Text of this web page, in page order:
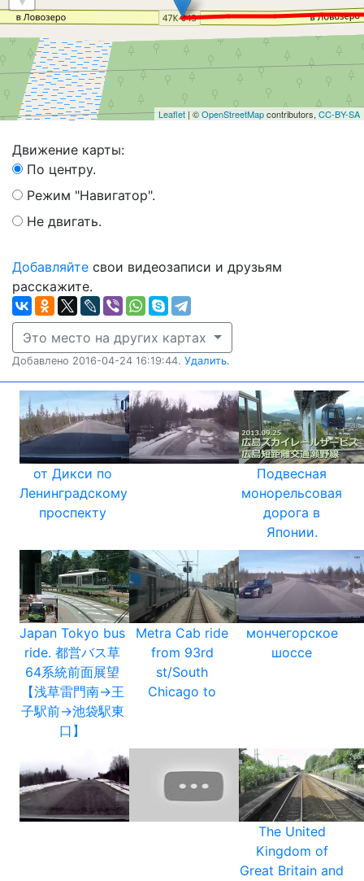
Leaflet | ©OpenStreetMapcontributors, CC-BY-SA
Движение карты:
По центру.
Режим "Навигатор".
Не двигать.
Добавляйте свои видеозаписи и друзьям
расскажите.
Это место на других картах
Добавлено 2016-04-24 16:19:44. Удалить.
от Дикси по
Ленинградскому
проспекту
Подвесная
монорельсовая
дорога в
Японии.
Japan Tokyo bus
ride. 都営バス草
64系統前面展望
【浅草雷門南→王
子駅前→池袋駅東
口】
Metra Cab ride
from 93rd
st/South
Chicago to
мончегорское
шоссе
The United
Kingdom of
Great Britain and